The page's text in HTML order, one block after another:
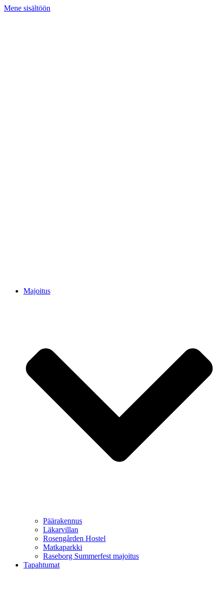
Mene sisältöön
Majoitus
Päärakennus
Läkarvillan
Rosengården Hostel
Matkaparkki
Raseborg Summerfest majoitus
Tapahtumat